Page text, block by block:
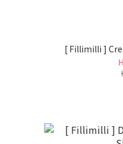
[ Fillimilli ]